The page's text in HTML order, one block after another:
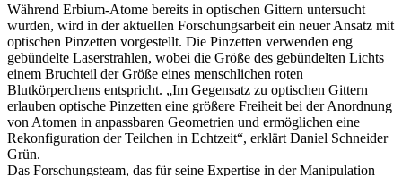
Während Erbium-Atome bereits in optischen Gittern untersucht
wurden, wird in der aktuellen Forschungsarbeit ein neuer Ansatz mit
optischen Pinzetten vorgestellt. Die Pinzetten verwenden eng
gebündelte Laserstrahlen, wobei die Größe des gebündelten Lichts
einem Bruchteil der Größe eines menschlichen roten
Blutkörperchens entspricht. „Im Gegensatz zu optischen Gittern
erlauben optische Pinzetten eine größere Freiheit bei der Anordnung
von Atomen in anpassbaren Geometrien und ermöglichen eine
Rekonfiguration der Teilchen in Echtzeit“, erklärt Daniel Schneider
Grün.
Das Forschungsteam, das für seine Expertise in der Manipulation